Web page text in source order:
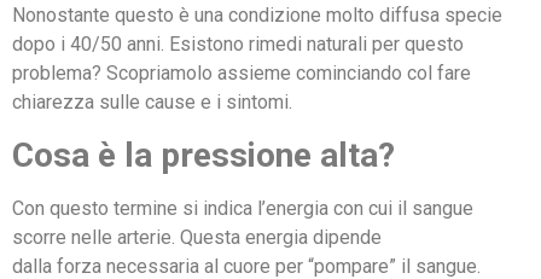
Nonostante questo è una condizione molto diffusa specie
dopo i 40/50 anni. Esistono rimedi naturali per questo
problema? Scopriamolo assieme cominciando col fare
chiarezza sulle cause e i sintomi.
Cosa è la pressione alta?
Con questo termine si indica l’energia con cui il sangue
scorre nelle arterie. Questa energia dipende
dalla forza necessaria al cuore per “pompare” il sangue.